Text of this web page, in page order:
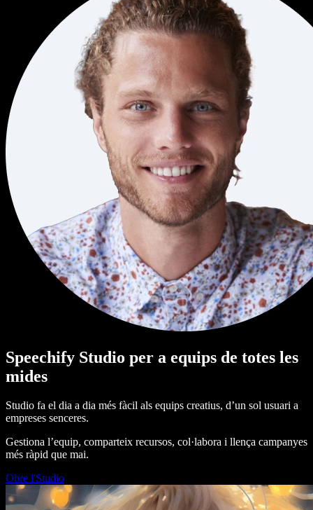
Speechify Studio per a equips de totes les
mides
Studio fa el dia a dia més fàcil als equips creatius, d’un sol usuari a
empreses senceres.
Gestiona l’equip, comparteix recursos, col·labora i llença campanyes
més ràpid que mai.
Obre l'Studio